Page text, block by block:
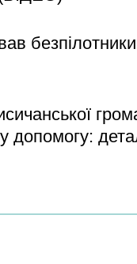
допомогу: